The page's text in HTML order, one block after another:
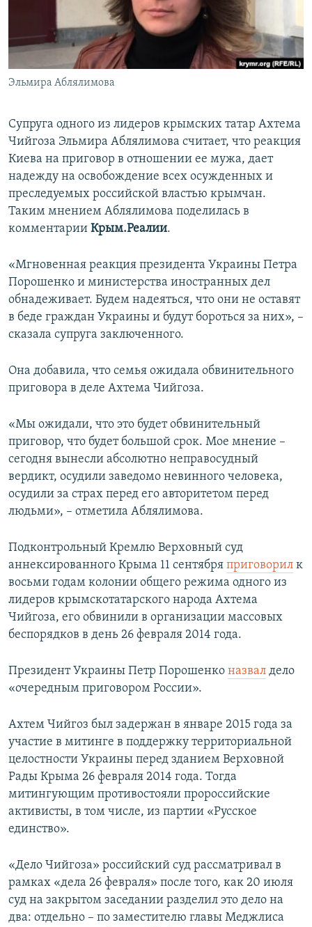
ПОБЕДИТЕЛЕЙ НЕ СУДЯТ?
КРЫМ.НЕПОКОРЕННЫЙ
УКРАИНСКАЯ ПРОБЛЕМА КРЫМА
Эльмира Аблялимова
Супруга одного из лидеров крымских татар Ахтема
Чийгоза Эльмира Аблялимова считает, что реакция
Киева на приговор в отношении ее мужа, дает
надежду на освобождение всех осужденных и
преследуемых российской властью крымчан.
Таким мнением Аблялимова поделилась в
комментарии Крым.Реалии.
«Мгновенная реакция президента Украины Петра
Порошенко и министерства иностранных дел
обнадеживает. Будем надеяться, что они не оставят
в беде граждан Украины и будут бороться за них», –
сказала супруга заключенного.
Она добавила, что семья ожидала обвинительного
приговора в деле Ахтема Чийгоза.
«Мы ожидали, что это будет обвинительный
приговор, что будет большой срок. Мое мнение –
сегодня вынесли абсолютно неправосудный
вердикт, осудили заведомо невинного человека,
осудили за страх перед его авторитетом перед
людьми», – отметила Аблялимова.
Подконтрольный Кремлю Верховный суд
аннексированного Крыма 11 сентября приговорил к
восьми годам колонии общего режима одного из
лидеров крымскотатарского народа Ахтема
Чийгоза, его обвинили в организации массовых
беспорядков в день 26 февраля 2014 года.
Президент Украины Петр Порошенко назвал дело
«очередным приговором России».
Ахтем Чийгоз был задержан в январе 2015 года за
участие в митинге в поддержку территориальной
целостности Украины перед зданием Верховной
Рады Крыма 26 февраля 2014 года. Тогда
митингующим противостояли пророссийские
активисты, в том числе, из партии «Русское
единство».
«Дело Чийгоза» российский суд рассматривал в
рамках «дела 26 февраля» после того, как 20 июля
суд на закрытом заседании разделил это дело на
два: отдельно – по заместителю главы Меджлиса